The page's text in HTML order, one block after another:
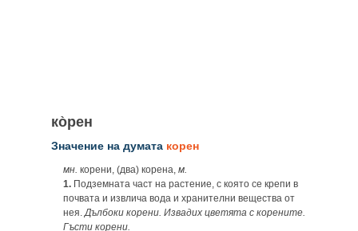
ко̀рен
Значение на думата корен
мн. корени, (два) корена, м.
1. Подземната част на растение, с която се крепи в
почвата и извлича вода и хранителни вещества от
нея.Дълбоки корени. Извадих цветята с корените.
Гъсти корени.